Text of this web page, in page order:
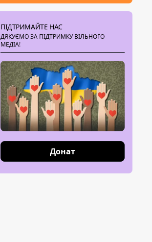
ПІДТРИМАЙТЕ НАС
ДЯКУЄМО ЗА ПІДТРИМКУ ВІЛЬНОГО
МЕДІА!
Донат